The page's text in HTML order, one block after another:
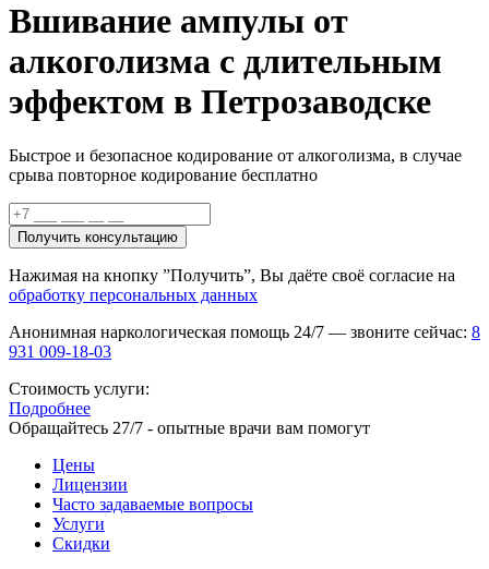
Вшивание ампулы от
алкоголизма с длительным
эффектом в Петрозаводске
Быстрое и безопасное кодирование от алкоголизма, в случае
срыва повторное кодирование бесплатно
Получить консультацию
Нажимая на кнопку ”Получить”, Вы даёте своё согласие на
обработку персональных данных
Анонимная наркологическая помощь 24/7 — звоните сейчас: 8
931 009-18-03
Стоимость услуги:
Подробнее
Обращайтесь 27/7 - опытные врачи вам помогут
Цены
Лицензии
Часто задаваемые вопросы
Услуги
Скидки